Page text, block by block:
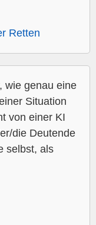
Retten
wie genau eine
Situation
von einer KI
die Deutende
selbst, als